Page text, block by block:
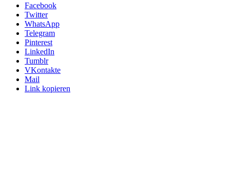
Facebook
Twitter
WhatsApp
Telegram
Pinterest
LinkedIn
Tumblr
VKontakte
Mail
Link kopieren